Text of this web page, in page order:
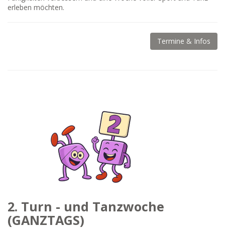
erleben möchten.
Termine & Infos
2. Turn - und Tanzwoche
(GANZTAGS)